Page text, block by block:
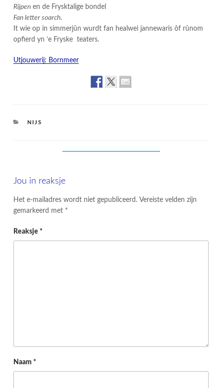
Rijpen en de Frysktalige bondel
Fan letter soarch.
It wie op in simmerjûn wurdt fan healwei jannewaris ôf rûnom
opfierd yn ’e Fryske teaters.
Utjouwerij: Bornmeer
CATEGORIES
NIJS
Jou in reaksje
Het e-mailadres wordt niet gepubliceerd. Vereiste velden zijn
gemarkeerd met *
Reaksje *
Naam *